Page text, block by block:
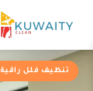
تنظيف فلل راقية